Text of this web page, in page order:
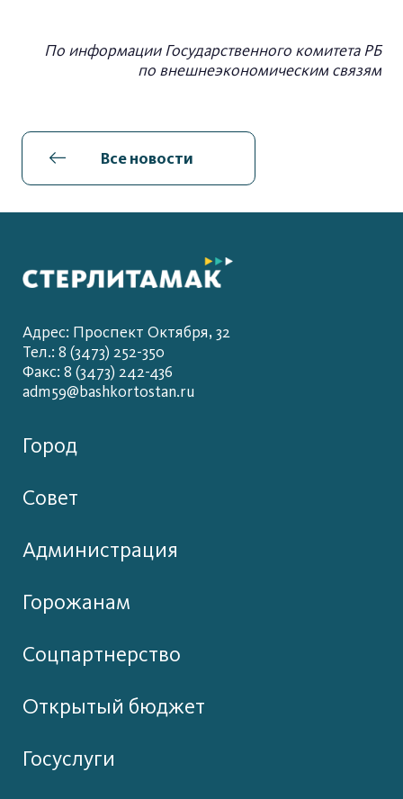
По информации Государственного комитета РБ
по внешнеэкономическим связям
Все новости
Адрес: Проспект Октября, 32
Тел.: 8 (3473) 252-350
Факс: 8 (3473) 242-436
adm59@bashkortostan.ru
Город
Совет
Администрация
Горожанам
Соцпартнерство
Открытый бюджет
Госуслуги